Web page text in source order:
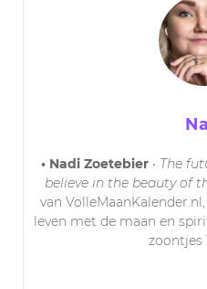
• Nadi Zoetebier • The
believe in the beauty of
van
leven met de maan en
zoontjes